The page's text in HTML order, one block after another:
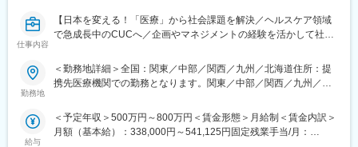
昇給
退職金制度
住宅手当（上限3万円）
単身寮
医療費補助制度
人間ドック無料
仕事内容
【日本を変える！「医療」から社会課題を解決／ヘルスケア領域
で急成長中のCUCへ／企画やマネジメントの経験を活かして社会
【はじめに】
今回は、支援先の透析クリニックのマネージャーの募集です。支
せします。
勤務地
＜勤務地詳細＞全国：関東／中部／関西／九州／北海道住所：提
携先医療機関での勤務となります。関東／中部／関西／九州／北
範囲：会社の定める事業所
給与
＜予定年収＞500万円～800万円＜賃金形態＞月給制＜賃金内訳＞
月額（基本給）：338,000円～541,125円固定残業手当/月：